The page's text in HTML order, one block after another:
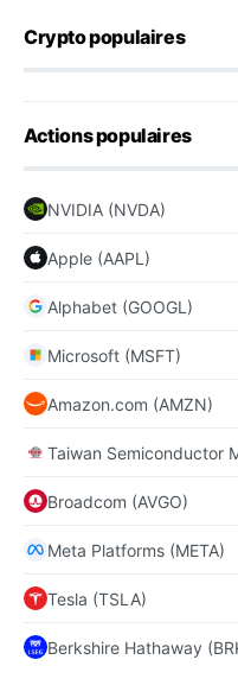
Crypto populaires
Actions populaires
NVIDIA (NVDA)
Apple (AAPL)
Alphabet (GOOGL)
Microsoft (MSFT)
Amazon.com (AMZN)
Taiwan Semiconductor
Broadcom (AVGO)
Meta Platforms (META)
Tesla (TSLA)
Berkshire Hathaway